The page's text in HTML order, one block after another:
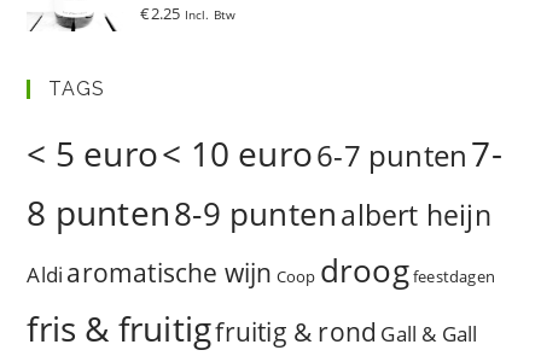
€2.25 Incl. Btw
TAGS
< 5 euro< 10 euro6-7 punten7-
8 punten8-9 puntenalbert heijn
Aldi aromatische wijn Coop droogfeestdagen
fris & fruitigfruitig & rond Gall & Gall